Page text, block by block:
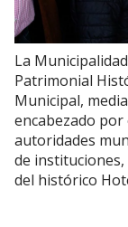
La
Patrimonial
Municipal,
encabezado por
autoridades
de
del histórico